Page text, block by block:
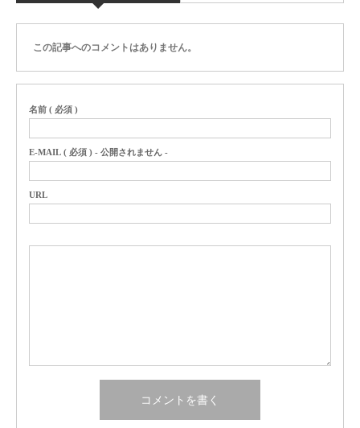
この記事へのコメントはありません。
名前 ( 必須 )
E-MAIL ( 必須 ) - 公開されません -
URL